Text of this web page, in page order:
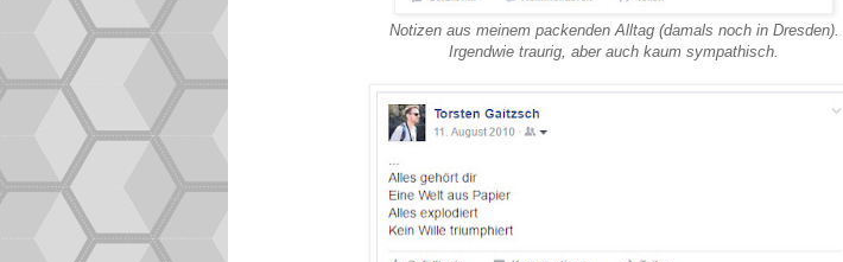
Notizen aus meinem packenden Alltag (damals noch in Dresden).
Irgendwie traurig, aber auch kaum sympathisch.